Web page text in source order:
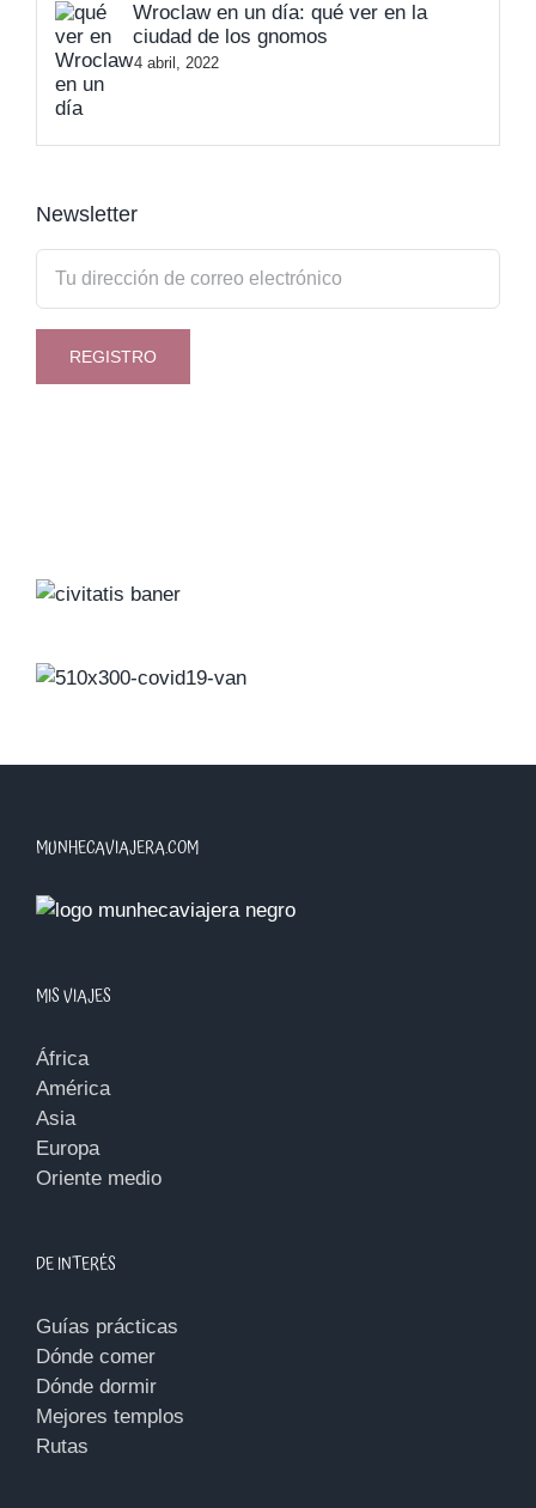
Wroclaw en un día: qué ver en la
ciudad de los gnomos
4 abril, 2022
Newsletter
MUNHECAVIAJERA.COM
MIS VIAJES
África
América
Asia
Europa
Oriente medio
DE INTERÉS
Guías prácticas
Dónde comer
Dónde dormir
Mejores templos
Rutas